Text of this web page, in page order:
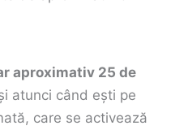
aproximativ 25 de
atunci când ești pe
care se activează